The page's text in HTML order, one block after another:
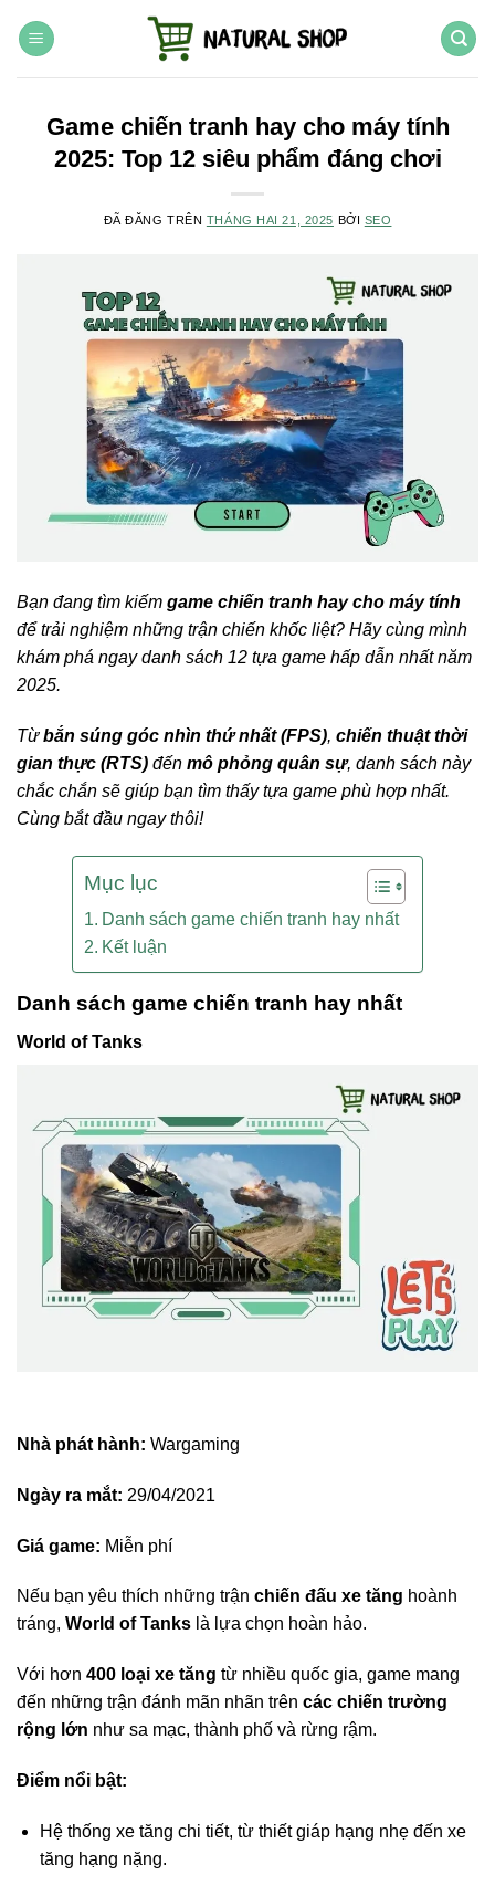
đến
Game chiến tranh hay cho máy tính
2025: Top 12 siêu phẩm đáng chơi
ĐÃ ĐĂNG TRÊN THÁNG HAI 21, 2025 BỞI SEO
Bạn đang tìm kiếm game chiến tranh hay cho máy tính
để trải nghiệm những trận chiến khốc liệt? Hãy cùng mình
khám phá ngay danh sách 12 tựa game hấp dẫn nhất năm
2025.
Từbắn súng góc nhìn thứ nhất (FPS), chiến thuật thời
gian thực (RTS) đến mô phỏng quân sự, danh sách này
chắc chắn sẽ giúp bạn tìm thấy tựa game phù hợp nhất.
Cùng bắt đầu ngay thôi!
Mục lục
Danh sách game chiến tranh hay nhất
Kết luận
Danh sách game chiến tranh hay nhất
World of Tanks
Nhà phát hành: Wargaming
Ngày ra mắt: 29/04/2021
Giá game: Miễn phí
Nếu bạn yêu thích những trận chiến đấu xe tăng hoành
tráng, World of Tanks là lựa chọn hoàn hảo.
Với hơn 400 loại xe tăng từ nhiều quốc gia, game mang
đến những trận đánh mãn nhãn trên các chiến trường
rộng lớn như sa mạc, thành phố và rừng rậm.
Điểm nổi bật:
Hệ thống xe tăng chi tiết, từ thiết giáp hạng nhẹ đến xe
tăng hạng nặng.